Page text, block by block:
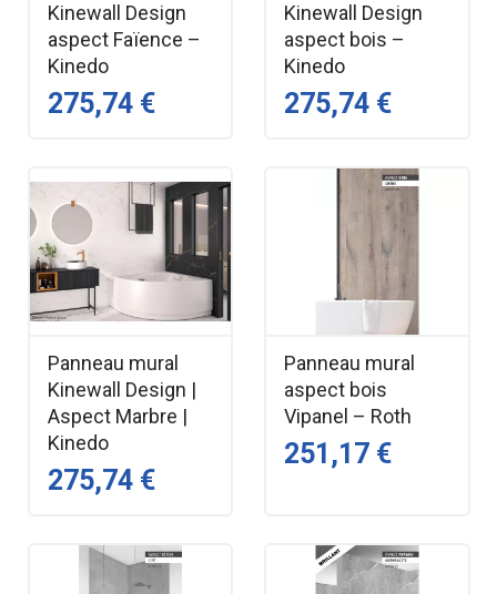
Kinewall Design
aspect Faïence –
Kinedo
275,74 €
Kinewall Design
aspect bois –
Kinedo
275,74 €
Panneau mural
Kinewall Design |
Aspect Marbre |
Kinedo
275,74 €
Panneau mural
aspect bois
Vipanel – Roth
251,17 €